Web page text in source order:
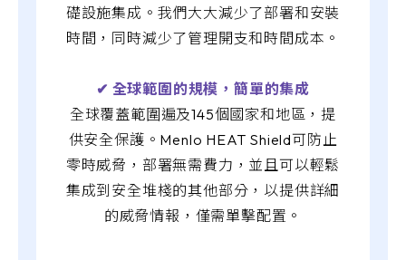
礎設施集成。我們大大減少了部署和安裝
時間，同時減少了管理開支和時間成本。
✔︎ 全球範圍的規模，簡單的集成
全球覆蓋範圍遍及145個國家和地區，提
供安全保護。Menlo HEAT Shield可防止
零時威脅，部署無需費力，並且可以輕鬆
集成到安全堆棧的其他部分，以提供詳細
的威脅情報，僅需單擊配置。